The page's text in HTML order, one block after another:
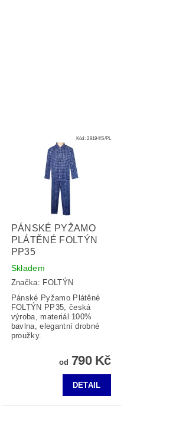
Kód:29194/S/PL
PÁNSKÉ PYŽAMO
PLÁTĚNÉ FOLTÝN
PP35
Skladem
Značka: FOLTÝN
Pánské Pyžamo Plátěné
FOLTÝN PP35, česká
výroba, materiál 100%
bavlna, elegantní drobné
proužky.
od 790 Kč
DETAIL